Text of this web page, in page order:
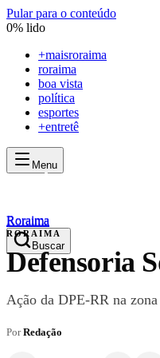
Pular para o conteúdo
0% lido
+maisroraima
roraima
boa vista
política
esportes
+entretê
Menu
maisroraima
Roraima
Buscar
Roraima
RORAIMA
Defensoria
Ação da DPE-RR na
PorRedação